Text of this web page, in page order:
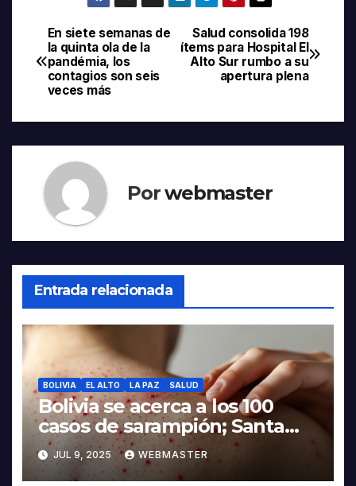
Navegación
de
Salud consolida 198
ítems para Hospital El
Alto Sur rumbo a su
apertura plena
En siete semanas de
la quinta ola de la
pandémia, los
contagios son seis
veces más
Porwebmaster
Entrada relacionada
BOLIVIA EL ALTO LA PAZ SALUD
Bolivia se acerca a los 100
casos de sarampión; Santa
Cruz, Potosí y La Paz suman
contagios
JUL 9, 2025 WEBMASTER